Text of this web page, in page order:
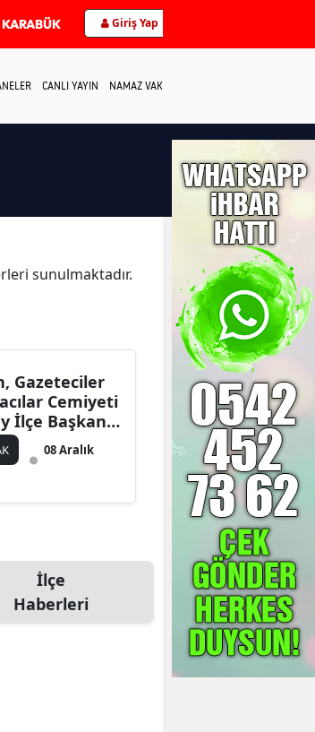
KARABÜK Giriş Yap
CANLI YAYIN NAMAZ VAKİTLERİ
sunulmaktadır.
Gazeteciler
Cemiyeti
İlçe Başkanı
08 Aralık
İlçe
Haberleri